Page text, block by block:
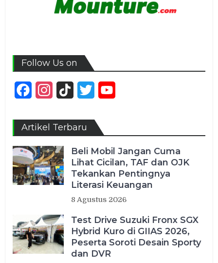
Follow Us on
FacebookInstagram
TikTok Twitter
Artikel Terbaru
Beli Mobil Jangan Cuma
Lihat Cicilan, TAF dan OJK
Tekankan Pentingnya
Literasi Keuangan
8 Agustus 2026
Test Drive Suzuki Fronx SGX
Hybrid Kuro di GIIAS 2026,
Peserta Soroti Desain Sporty
dan DVR